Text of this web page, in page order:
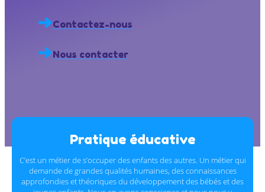
Contactez-nous
Nous contacter
Pratique éducative
C’est un métier de s’occuper des enfants des autres. Un métier qui
demande de grandes qualités humaines, des connaissances
approfondies et théoriques du développement des bébés et des